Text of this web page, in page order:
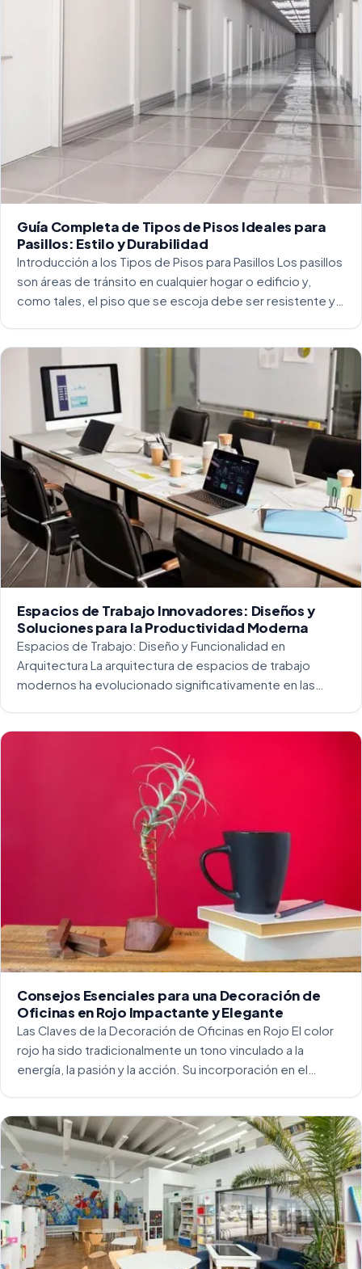
Guía Completa de Tipos de Pisos Ideales para
Pasillos: Estilo y Durabilidad
Introducción a los Tipos de Pisos para Pasillos Los pasillos
son áreas de tránsito en cualquier hogar o edificio y,
como tales, el piso que se escoja debe ser resistente y
Espacios de Trabajo Innovadores: Diseños y
Soluciones para la Productividad Moderna
Espacios de Trabajo: Diseño y Funcionalidad en
Arquitectura La arquitectura de espacios de trabajo
modernos ha evolucionado significativamente en las
Consejos Esenciales para una Decoración de
Oficinas en Rojo Impactante y Elegante
Las Claves de la Decoración de Oficinas en Rojo El color
rojo ha sido tradicionalmente un tono vinculado a la
energía, la pasión y la acción. Su incorporación en el